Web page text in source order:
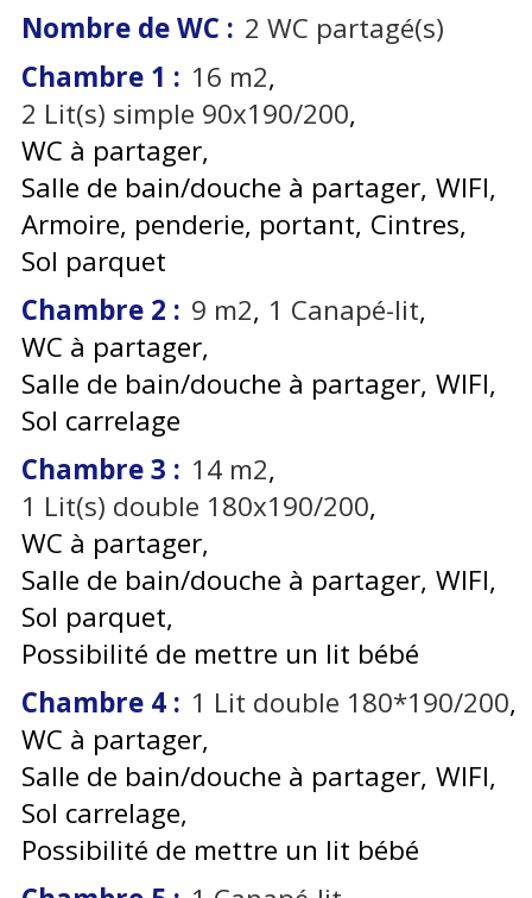
Nombre de WC : 2 WC partagé(s)
Chambre 1 : 16 m2
2 Lit(s) simple 90x190/200
WC à partager
Salle de bain/douche à partager WIFI
Armoire, penderie, portant Cintres
Sol parquet
Chambre 2 : 9 m2 1 Canapé-lit
WC à partager
Salle de bain/douche à partager WIFI
Sol carrelage
Chambre 3 : 14 m2
1 Lit(s) double 180x190/200
WC à partager
Salle de bain/douche à partager WIFI
Sol parquet
Possibilité de mettre un lit bébé
Chambre 4 : 1 Lit double 180*190/200
WC à partager
Salle de bain/douche à partager WIFI
Sol carrelage
Possibilité de mettre un lit bébé